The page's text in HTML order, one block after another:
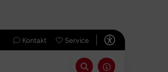
Kontakt Service